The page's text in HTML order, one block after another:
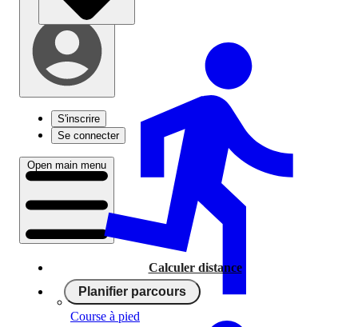
S'inscrire
Se connecter
Open main menu
Calculer distance
Planifier parcours
Course à pied